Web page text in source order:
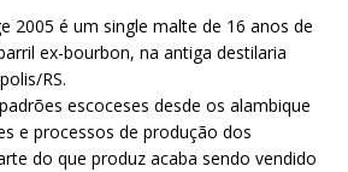
2005 é um single malte de 16 anos de
ex-bourbon, na antiga destilaria
RS.
escoceses desde os alambique
e processos de produção dos
do que produz acaba sendo vendido